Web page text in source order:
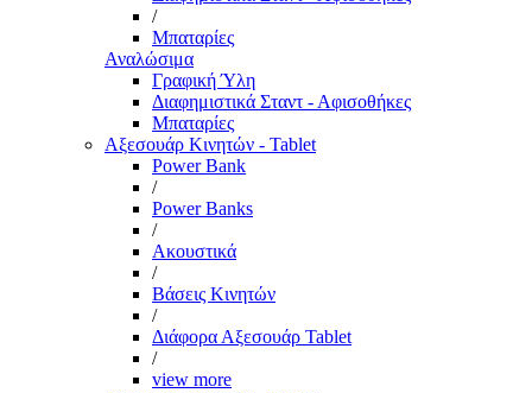
/
Μπαταρίες
Αναλώσιμα
Γραφική Ύλη
Διαφημιστικά Σταντ - Αφισοθήκες
Μπαταρίες
Αξεσουάρ Κινητών - Tablet
Power Bank
/
Power Banks
/
Ακουστικά
/
Βάσεις Κινητών
/
Διάφορα Αξεσουάρ Tablet
/
view more